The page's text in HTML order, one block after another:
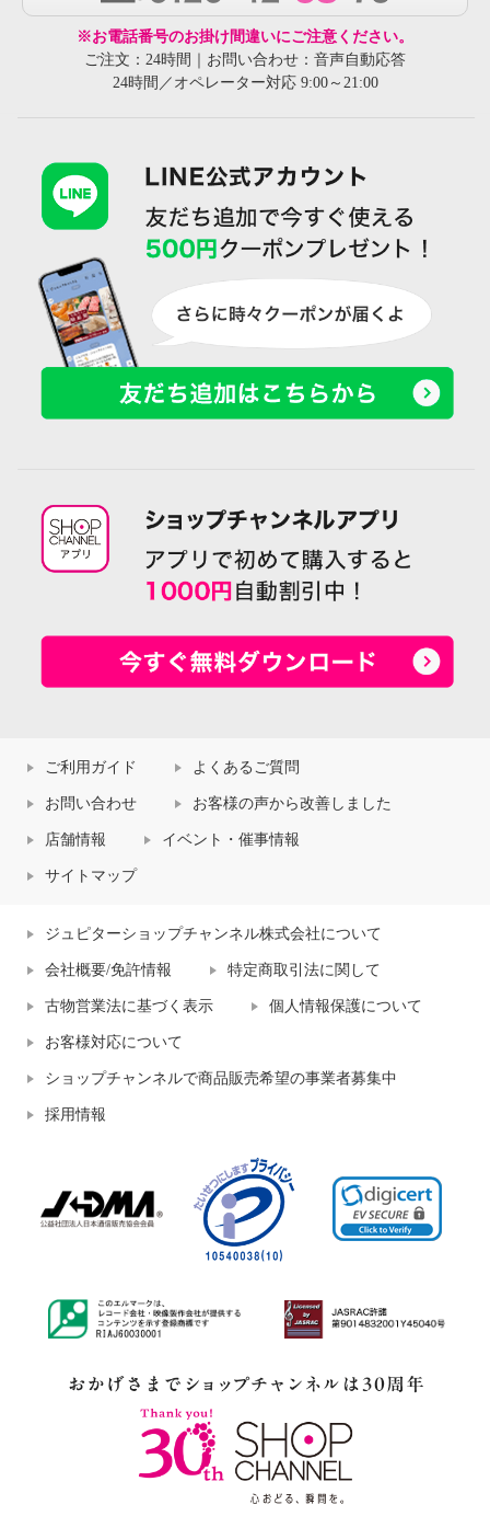
※お電話番号のお掛け間違いにご注意ください。
ご注文：24時間｜お問い合わせ：音声自動応答
24時間／オペレーター対応 9:00～21:00
ご利用ガイド よくあるご質問
お問い合わせ お客様の声から改善しました
店舗情報 イベント・催事情報
サイトマップ
ジュピターショップチャンネル株式会社について
会社概要/免許情報 特定商取引法に関して
古物営業法に基づく表示 個人情報保護について
お客様対応について
ショップチャンネルで商品販売希望の事業者募集中
採用情報